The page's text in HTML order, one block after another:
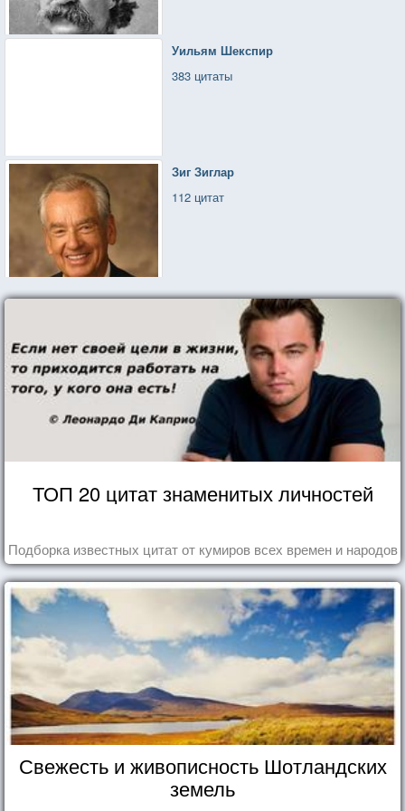
Уильям Шекспир
383 цитаты
Зиг Зиглар
112 цитат
ТОП 20 цитат знаменитых личностей
Подборка известных цитат от кумиров всех времен и народов
Свежесть и живописность Шотландских
земель